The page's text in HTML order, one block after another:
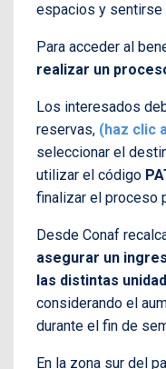
espacios y sentirse
Para acceder al
realizar un
Los interesados
reservas, (haz clic
seleccionar el
utilizar el código
finalizar el proceso
Desde Conaf
asegurar un
las distintas
considerando el
durante el fin de
En la zona sur del